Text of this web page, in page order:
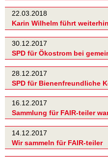
22.03.2018
Karin Wilhelm führt
30.12.2017
SPD für Ökostrom bei
28.12.2017
SPD für Bienenfreundliche
16.12.2017
Sammlung für FAIR-teiler
14.12.2017
Wir sammeln für FAIR-teiler